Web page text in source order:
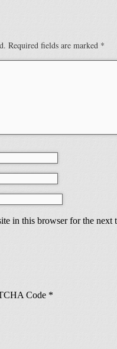
Required fields are marked *
in this browser for the next
Code *